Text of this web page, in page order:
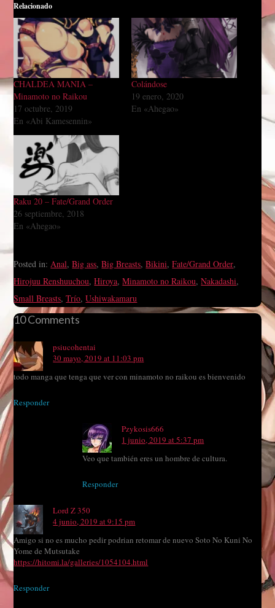
Relacionado
CHALDEA MANIA –
Minamoto no Raikou
17 octubre, 2019
En «Abi Kamesennin»
Colándose
19 enero, 2020
En «Ahegao»
Raku 20 – Fate/Grand Order
26 septiembre, 2018
En «Ahegao»
Posted in:Anal,Big ass,Big Breasts,Bikini,Fate/Grand Order,
Hirojuu Renshuuchou,Hiroya,Minamoto no Raikou,Nakadashi,
Small Breasts,Trío,Ushiwakamaru
10 Comments
psiucohentai
30 mayo, 2019 at 11:03 pm
todo manga que tenga que ver con minamoto no raikou es bienvenido
Responder
Pzykosis666
1 junio, 2019 at 5:37 pm
Veo que también eres un hombre de cultura.
Responder
Lord Z 350
4 junio, 2019 at 9:15 pm
Amigo si no es mucho pedir podrian retomar de nuevo Soto No Kuni No
Yome de Mutsutake
https://hitomi.la/galleries/1054104.html
Responder